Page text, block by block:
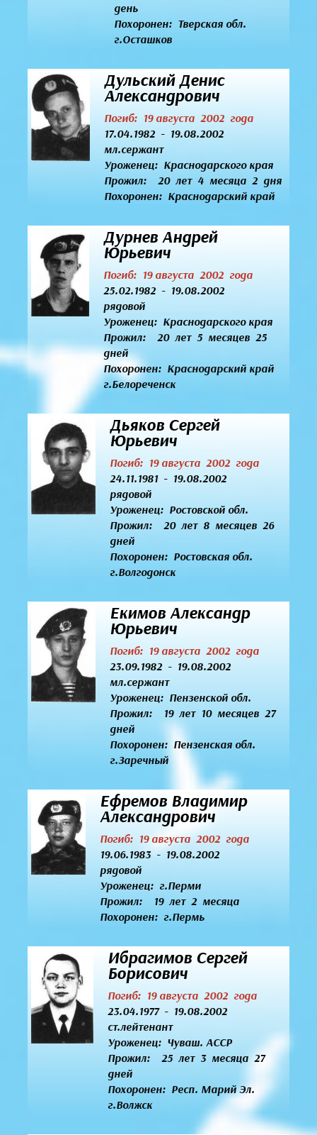
день
Похоронен: Тверская обл.
г.Осташков
Дульский Денис
Александрович
Погиб: 19 августа 2002 года
17.04.1982 - 19.08.2002
мл.сержант
Уроженец: Краснодарского края
Прожил: 20 лет 4 месяца 2 дня
Похоронен: Краснодарский край
Дурнев Андрей
Юрьевич
Погиб: 19 августа 2002 года
25.02.1982 - 19.08.2002
рядовой
Уроженец:Краснодарского края
Прожил: 20 лет 5 месяцев 25
дней
Похоронен: Краснодарский край
г.Белореченск
Дьяков Сергей
Юрьевич
Погиб: 19 августа 2002 года
24.11.1981 - 19.08.2002
рядовой
Уроженец: Ростовской обл.
Прожил: 20 лет 8 месяцев 26
дней
Похоронен: Ростовская обл.
г.Волгодонск
Екимов Александр
Юрьевич
Погиб: 19 августа 2002 года
23.09.1982 - 19.08.2002
мл.сержант
Уроженец: Пензенской обл.
Прожил: 19 лет 10 месяцев 27
дней
Похоронен: Пензенская обл.
г.Заречный
Ефремов Владимир
Александрович
Погиб: 19 августа 2002 года
19.06.1983 - 19.08.2002
рядовой
Уроженец:г.Перми
Прожил: 19 лет 2 месяца
Похоронен: г.Пермь
Ибрагимов Сергей
Борисович
Погиб: 19 августа 2002 года
23.04.1977 - 19.08.2002
ст.лейтенант
Уроженец:Чуваш. АССР
Прожил: 25 лет 3 месяца 27
дней
Похоронен: Респ. Марий Эл.
г.Волжск